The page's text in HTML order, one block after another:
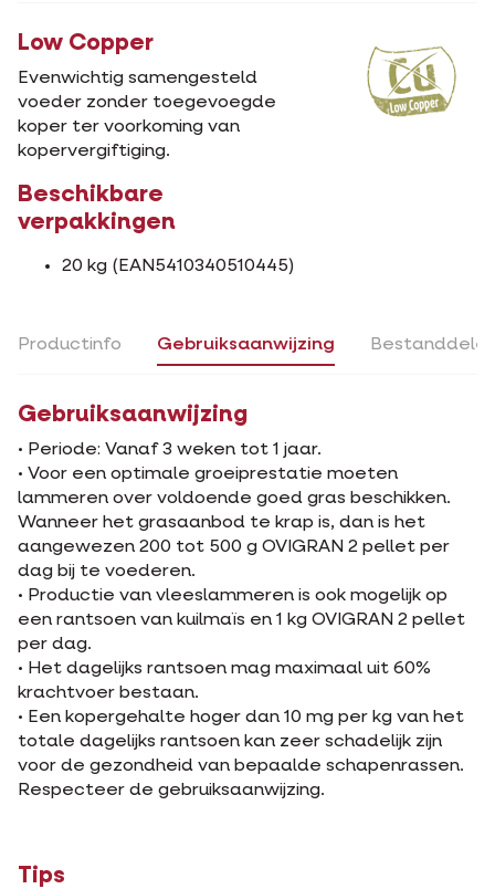
Low Copper
Evenwichtig samengesteld
voeder zonder toegevoegde
koper ter voorkoming van
kopervergiftiging.
Beschikbare
verpakkingen
20 kg (EAN5410340510445)
Productinfo Gebruiksaanwijzing
Gebruiksaanwijzing
• Periode: Vanaf 3 weken tot 1 jaar.
• Voor een optimale groeiprestatie moeten
lammeren over voldoende goed gras beschikken.
Wanneer het grasaanbod te krap is, dan is het
aangewezen 200 tot 500 g OVIGRAN 2 pellet per
dag bij te voederen.
• Productie van vleeslammeren is ook mogelijk op
een rantsoen van kuilmaïs en 1 kg OVIGRAN 2 pellet
per dag.
• Het dagelijks rantsoen mag maximaal uit 60%
krachtvoer bestaan.
• Een kopergehalte hoger dan 10 mg per kg van het
totale dagelijks rantsoen kan zeer schadelijk zijn
voor de gezondheid van bepaalde schapenrassen.
Respecteer de gebruiksaanwijzing.
Tips